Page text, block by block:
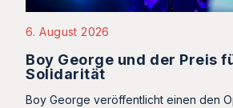
6. August 2026
Boy George und der Preis
Solidarität
Boy George veröffentlicht einen den